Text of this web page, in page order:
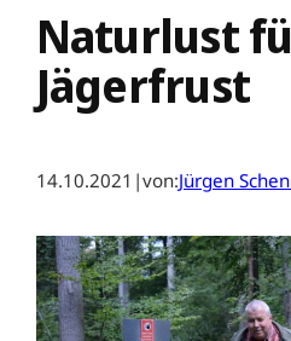
Naturlust
Jägerfrust
14.10.2021 |von:Jürgen